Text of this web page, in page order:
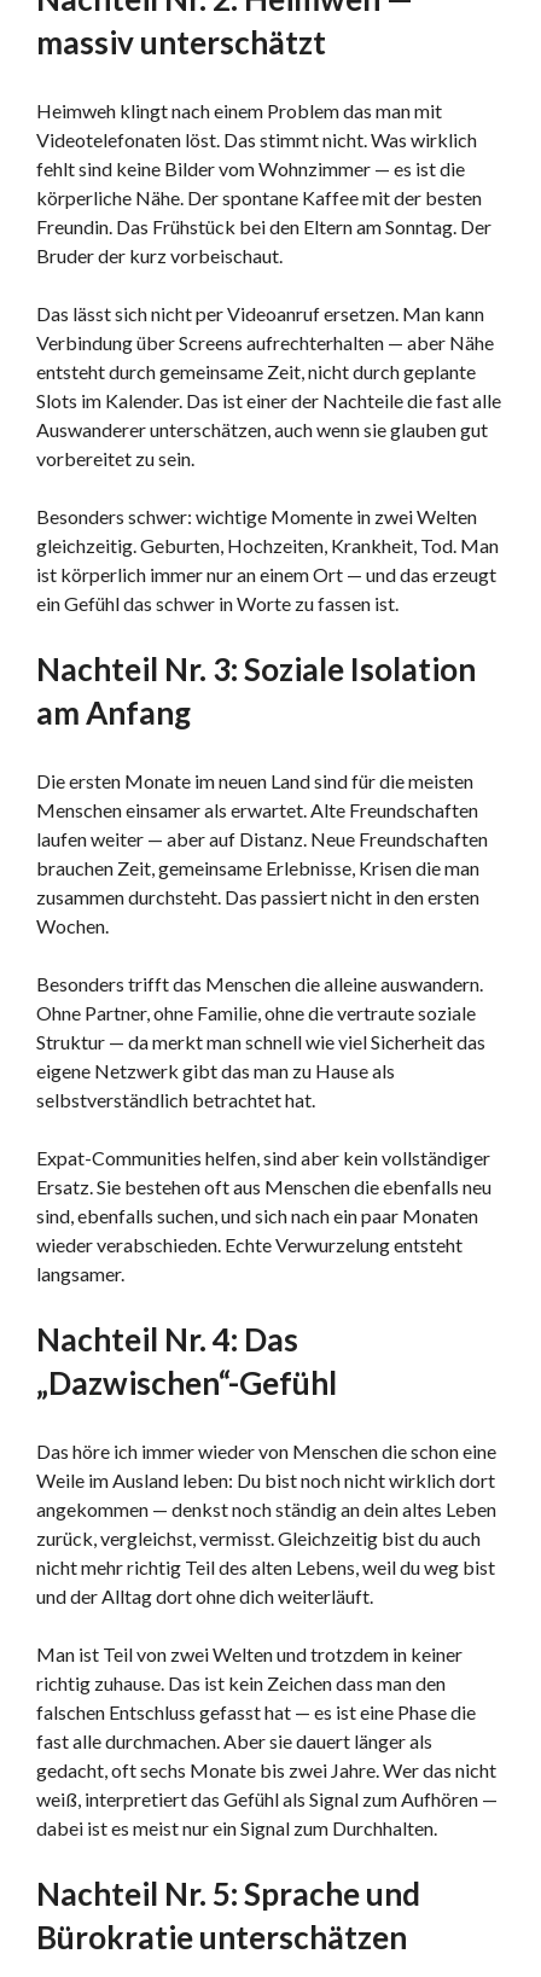
massiv unterschätzt
Heimweh klingt nach einem Problem das man mit
Videotelefonaten löst. Das stimmt nicht. Was wirklich
fehlt sind keine Bilder vom Wohnzimmer — es ist die
körperliche Nähe. Der spontane Kaffee mit der besten
Freundin. Das Frühstück bei den Eltern am Sonntag. Der
Bruder der kurz vorbeischaut.
Das lässt sich nicht per Videoanruf ersetzen. Man kann
Verbindung über Screens aufrechterhalten — aber Nähe
entsteht durch gemeinsame Zeit, nicht durch geplante
Slots im Kalender. Das ist einer der Nachteile die fast alle
Auswanderer unterschätzen, auch wenn sie glauben gut
vorbereitet zu sein.
Besonders schwer: wichtige Momente in zwei Welten
gleichzeitig. Geburten, Hochzeiten, Krankheit, Tod. Man
ist körperlich immer nur an einem Ort — und das erzeugt
ein Gefühl das schwer in Worte zu fassen ist.
Nachteil Nr. 3: Soziale Isolation
am Anfang
Die ersten Monate im neuen Land sind für die meisten
Menschen einsamer als erwartet. Alte Freundschaften
laufen weiter — aber auf Distanz. Neue Freundschaften
brauchen Zeit, gemeinsame Erlebnisse, Krisen die man
zusammen durchsteht. Das passiert nicht in den ersten
Wochen.
Besonders trifft das Menschen die alleine auswandern.
Ohne Partner, ohne Familie, ohne die vertraute soziale
Struktur — da merkt man schnell wie viel Sicherheit das
eigene Netzwerk gibt das man zu Hause als
selbstverständlich betrachtet hat.
Expat-Communities helfen, sind aber kein vollständiger
Ersatz. Sie bestehen oft aus Menschen die ebenfalls neu
sind, ebenfalls suchen, und sich nach ein paar Monaten
wieder verabschieden. Echte Verwurzelung entsteht
langsamer.
Nachteil Nr. 4: Das
„Dazwischen“-Gefühl
Das höre ich immer wieder von Menschen die schon eine
Weile im Ausland leben: Du bist noch nicht wirklich dort
angekommen — denkst noch ständig an dein altes Leben
zurück, vergleichst, vermisst. Gleichzeitig bist du auch
nicht mehr richtig Teil des alten Lebens, weil du weg bist
und der Alltag dort ohne dich weiterläuft.
Man ist Teil von zwei Welten und trotzdem in keiner
richtig zuhause. Das ist kein Zeichen dass man den
falschen Entschluss gefasst hat — es ist eine Phase die
fast alle durchmachen. Aber sie dauert länger als
gedacht, oft sechs Monate bis zwei Jahre. Wer das nicht
weiß, interpretiert das Gefühl als Signal zum Aufhören —
dabei ist es meist nur ein Signal zum Durchhalten.
Nachteil Nr. 5: Sprache und
Bürokratie unterschätzen